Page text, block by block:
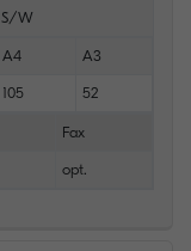
S/W
A4 A3
105 52
Fax
opt.